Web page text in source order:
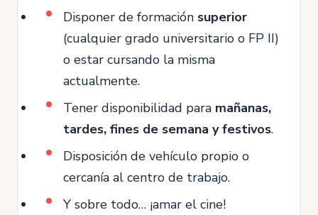
Disponer de formación superior
(cualquier grado universitario o FP II)
o estar cursando la misma
actualmente.
Tener disponibilidad para mañanas,
tardes, fines de semana y festivos.
Disposición de vehículo propio o
cercanía al centro de trabajo.
Y sobre todo… ¡amar el cine!